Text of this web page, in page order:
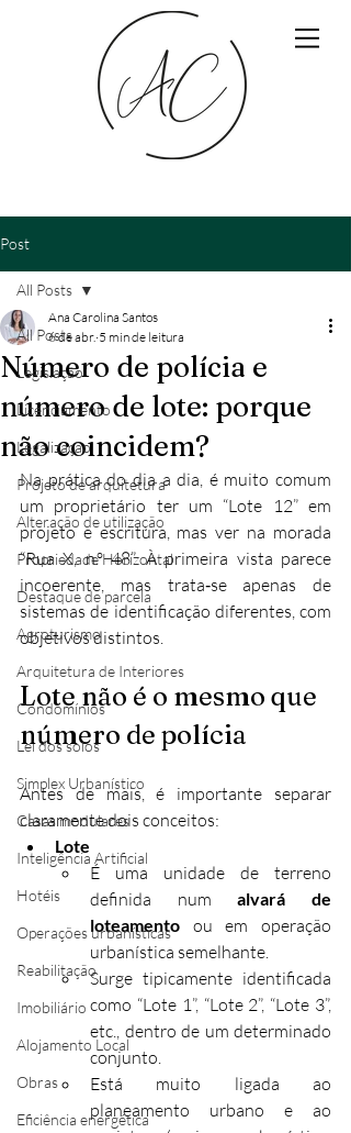
Post
All Posts
Legislação
Licenciamento
Legalização
Projeto de arquitetura
Alteração de utilização
Propriedade Horizontal
Destaque de parcela
Agroturismo
Arquitetura de Interiores
Condomínios
Lei dos solos
Simplex Urbanístico
Casas modulares
Inteligência Artificial
Hotéis
Operações urbanísticas
Reabilitação
Imobiliário
Alojamento Local
Obras
Eficiência energética
All Posts
Número de polícia e
número de lote: porque
não coincidem?
Ana Carolina Santos
6 de abr. 5 min de leitura
Na prática do dia a dia, é muito comum
um proprietário ter um “Lote 12” em
projeto e escritura, mas ver na morada
“Rua X, n.º 48”. À primeira vista parece
incoerente, mas trata‑se apenas de
sistemas de identificação diferentes, com
objetivos distintos.
Lote não é o mesmo que
número de polícia
Antes de mais, é importante separar
claramente dois conceitos:
Lote
É uma unidade de terreno
definida num alvará de
loteamento ou em operação
urbanística semelhante.
Surge tipicamente identificada
como “Lote 1”, “Lote 2”, “Lote 3”,
etc., dentro de um determinado
conjunto.
Está muito ligada ao
planeamento urbano e ao